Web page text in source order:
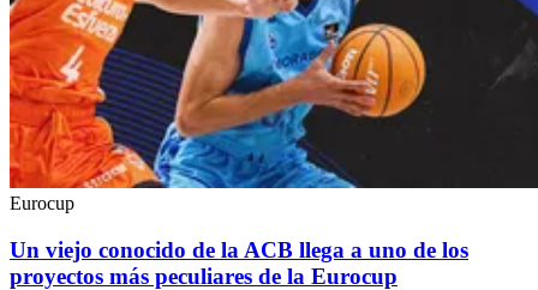
Eurocup
Un viejo conocido de la ACB llega a uno de los
proyectos más peculiares de la Eurocup